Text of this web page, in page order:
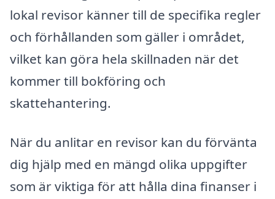
lokal revisor känner till de specifika regler
och förhållanden som gäller i området,
vilket kan göra hela skillnaden när det
kommer till bokföring och
skattehantering.
När du anlitar en revisor kan du förvänta
dig hjälp med en mängd olika uppgifter
som är viktiga för att hålla dina finanser i